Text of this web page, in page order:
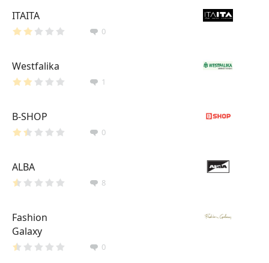
ITAITA
0
Westfalika
1
B-SHOP
0
ALBA
8
Fashion
Galaxy
0